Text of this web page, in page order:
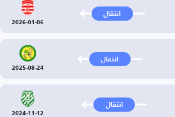
انتقال
2026-01-06
انتقال
2025-08-24
انتقال
2024-11-12